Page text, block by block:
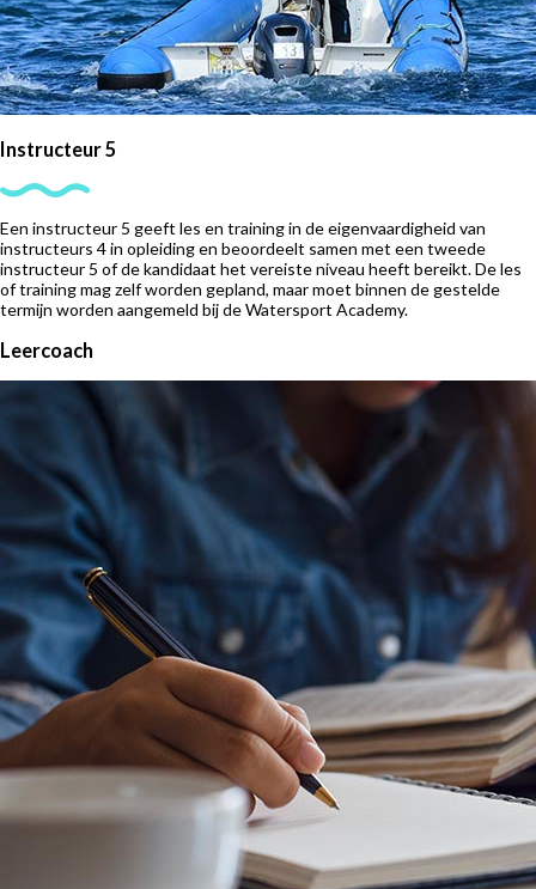
Instructeur 5
Een instructeur 5 geeft les en training in de eigenvaardigheid van
instructeurs 4 in opleiding en beoordeelt samen met een tweede
instructeur 5 of de kandidaat het vereiste niveau heeft bereikt. De les
of training mag zelf worden gepland, maar moet binnen de gestelde
termijn worden aangemeld bij de Watersport Academy.
Leercoach